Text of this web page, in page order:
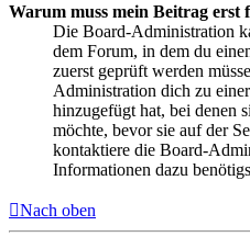
Warum muss mein Beitrag erst
Die Board-Administration
dem Forum, in dem du
zuerst geprüft werden
Administration dich zu
hinzugefügt hat, bei denen
möchte, bevor sie auf der
kontaktiere die Board-
Informationen dazu
Nach oben